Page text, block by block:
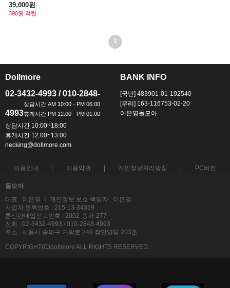
39,000원
390원 적립
1
Dollmore
02-3432-4993 / 010-2848-
4993
상담시간 10:00~18:00
휴게시간 12:00~13:00
necking@dollmore.com
BANK INFO
[국민] 483901-01-192540
[우리] 163-116753-02-20
이은영돌모아
이용안내 이용약관 개인정보처리방침 PC버전
돌모아
대표 : 이은영 ㅣ 개인정보 보호 책임자 : 이은영
사업자 등록번호 : 215-13-34359
통신판매업신고번호 : 2002-송파-277
전화 : 02-3432-4993 / 010-2848-4993
주소 : 서울시 송파구 가락로 240 장안빌딩 203호
COPYRIGHT(C)dollmore ALL RIGHTS RESERVED.